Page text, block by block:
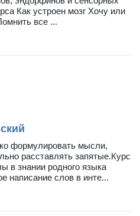
Как устроен мозг Хочу или
все ...
формулировать мысли,
расставлять запятые.Курс
в знании родного языка
написание слов в инте...